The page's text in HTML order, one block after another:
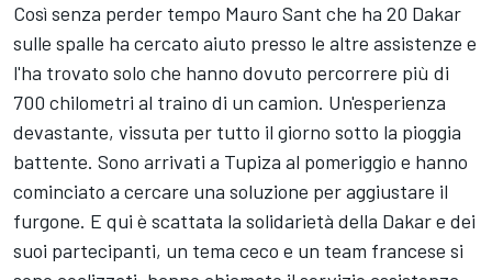
Così senza perder tempo Mauro Sant che ha 20 Dakar
sulle spalle ha cercato aiuto presso le altre assistenze e
l'ha trovato solo che hanno dovuto percorrere più di
700 chilometri al traino di un camion. Un'esperienza
devastante, vissuta per tutto il giorno sotto la pioggia
battente. Sono arrivati a Tupiza al pomeriggio e hanno
cominciato a cercare una soluzione per aggiustare il
furgone. E qui è scattata la solidarietà della Dakar e dei
suoi partecipanti, un tema ceco e un team francese si